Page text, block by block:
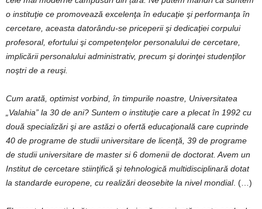
o instituţie ce promovează excelenţa în educaţie şi performanţa în
cercetare, aceasta datorându-se priceperii şi dedicaţiei corpului
profesoral, efortului şi competenţelor personalului de cercetare,
implicării personalului administrativ, precum şi dorinţei studenţilor
noştri de a reuşi.
Cum arată, optimist vorbind, în timpurile noastre, Universitatea
„Valahia” la 30 de ani? Suntem o instituţie care a plecat în 1992 cu
două specializări şi are astăzi o ofertă educaţională care cuprinde
40 de programe de studii universitare de licenţă, 39 de programe
de studii universitare de master si 6 domenii de doctorat. Avem un
Institut de cercetare stiinţifică şi tehnologică multidisciplinară dotat
la standarde europene, cu realizări deosebite la nivel mondial. (…)